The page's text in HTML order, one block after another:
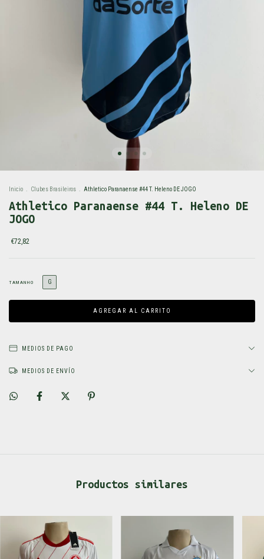
Inicio . Clubes Brasileiros . Athletico Paranaense #44 T. Heleno DE JOGO
Athletico Paranaense #44 T. Heleno DE
JOGO
€72,82
TAMANHO G
MEDIOS DE PAGO
MEDIOS DE ENVÍO
Productos similares